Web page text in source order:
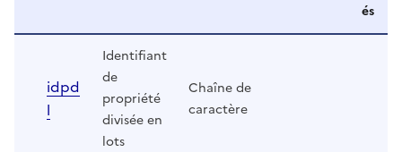
és
idpd
l
Identifiant
de
propriété
divisée en
lots
Chaîne de
caractère